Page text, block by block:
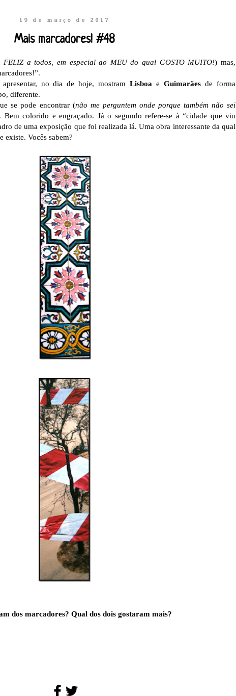
19 de março de 2017
Mais marcadores! #48
FELIZ a todos, em especial ao MEU do qual GOSTO MUITO!) mas,
no dia de hoje, mostramLisboa eGuimarães de forma
diferente.
se pode encontrar (não me perguntem onde porque também não sei
Bem colorido e engraçado. Já o segundo refere-se à “cidade que viu
de uma exposição que foi realizada lá. Uma obra interessante da qual
existe. Vocês sabem?
dos marcadores? Qual dos dois gostaram mais?